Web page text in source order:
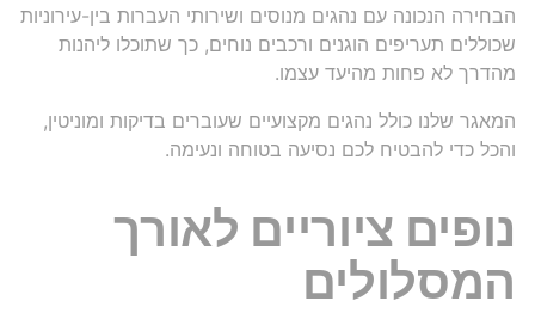
הבחירה הנכונה עם נהגים מנוסים ושירותי העברות בין-עירוניות
שכוללים תעריפים הוגנים ורכבים נוחים, כך שתוכלו ליהנות
מהדרך לא פחות מהיעד עצמו.
המאגר שלנו כולל נהגים מקצועיים שעוברים בדיקות ומוניטין,
והכל כדי להבטיח לכם נסיעה בטוחה ונעימה.
נופים ציוריים לאורך
המסלולים